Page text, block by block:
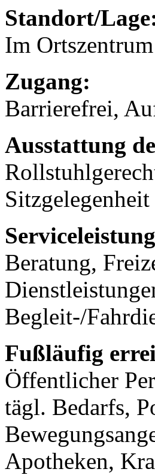
Standort/
Im Ortszentrum
Zugang:
Barrierefrei,
Ausstattung
Sitzgelegenheit
Beratung,
Begleit-/
Fußläufig
Öffentlicher
tägl. Bedarfs,
Apotheken,